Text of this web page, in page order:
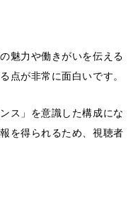
魅力や働きがいを伝える
点が非常に面白いです。
ス」を意識した構成にな
を得られるため、視聴者